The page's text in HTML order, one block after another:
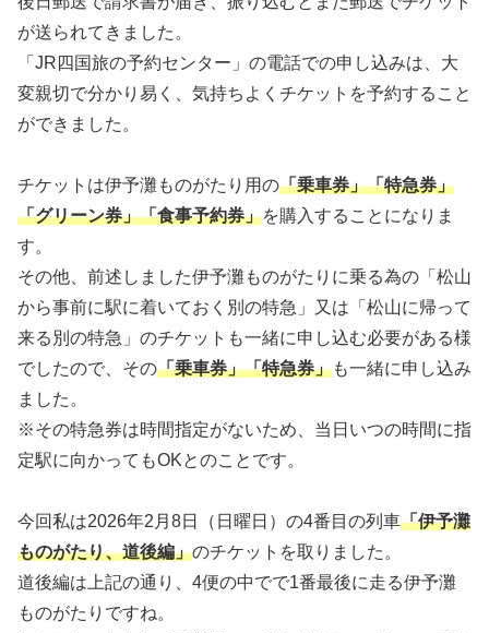
が送られてきました。
「JR四国旅の予約センター」の電話での申し込みは、大
変親切で分かり易く、気持ちよくチケットを予約すること
ができました。
チケットは伊予灘ものがたり用の「乗車券」「特急券」
「グリーン券」「食事予約券」を購入することになりま
す。
その他、前述しました伊予灘ものがたりに乗る為の「松山
から事前に駅に着いておく別の特急」又は「松山に帰って
来る別の特急」のチケットも一緒に申し込む必要がある様
でしたので、その「乗車券」「特急券」も一緒に申し込み
ました。
※その特急券は時間指定がないため、当日いつの時間に指
定駅に向かってもOKとのことです。
今回私は2026年2月8日（日曜日）の4番目の列車「伊予灘
ものがたり、道後編」のチケットを取りました。
道後編は上記の通り、4便の中でで1番最後に走る伊予灘
ものがたりですね。